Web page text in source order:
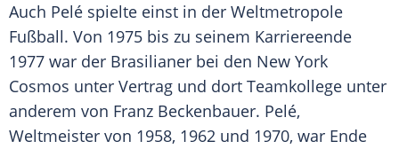
Auch Pelé spielte einst in der Weltmetropole
Fußball. Von 1975 bis zu seinem Karriereende
1977 war der Brasilianer bei den New York
Cosmos unter Vertrag und dort Teamkollege unter
anderem von Franz Beckenbauer. Pelé,
Weltmeister von 1958, 1962 und 1970, war Ende